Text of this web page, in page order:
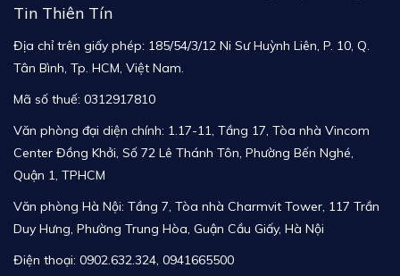
Tin Thiên Tín
Địa chỉ trên giấy phép: 185/54/3/12 Ni Sư Huỳnh Liên, P. 10, Q.
Tân Bình, Tp. HCM, Việt Nam.
Mã số thuế: 0312917810
Văn phòng đại diện chính: 1.17-11, Tầng 17, Tòa nhà Vincom
Center Đồng Khởi, Số 72 Lê Thánh Tôn, Phường Bến Nghé,
Quận 1, TPHCM
Văn phòng Hà Nội: Tầng 7, Tòa nhà Charmvit Tower, 117 Trần
Duy Hưng, Phường Trung Hòa, Guận Cầu Giấy, Hà Nội
Điện thoại: 0902.632.324, 0941665500